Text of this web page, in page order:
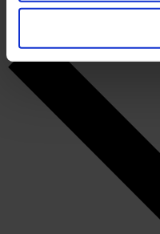
Add to calendar